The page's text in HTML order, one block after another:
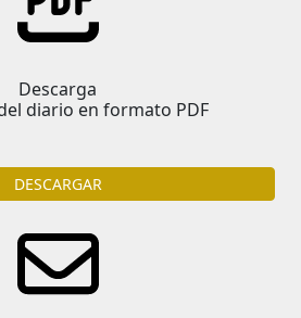
Descarga
diario en formato PDF
DESCARGAR